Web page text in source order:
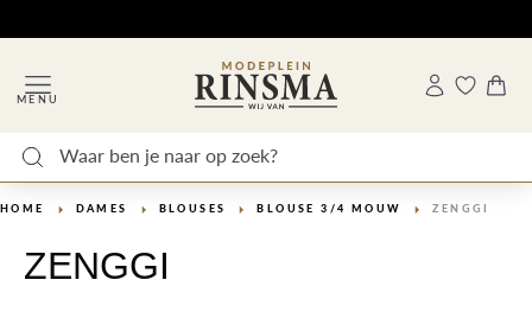
MENU
HOME DAMES BLOUSES BLOUSE 3/4 MOUW ZENGGI
ZENGGI